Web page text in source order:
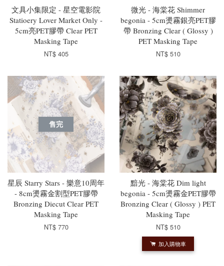
文具小集限定 - 星空電影院
Statioery Lover Market Only -
5cm亮PET膠帶 Clear PET
Masking Tape
NT$ 405
微光 - 海棠花 Shimmer
begonia - 5cm燙霧銀亮PET膠
帶 Bronzing Clear ( Glossy )
PET Masking Tape
NT$ 510
售完
星辰 Starry Stars - 樂意10周年
- 8cm燙霧金割型PET膠帶
Bronzing Diecut Clear PET
Masking Tape
NT$ 770
黯光 - 海棠花 Dim light
begonia - 5cm燙霧金PET膠帶
Bronzing Clear ( Glossy ) PET
Masking Tape
NT$ 510
加入購物車